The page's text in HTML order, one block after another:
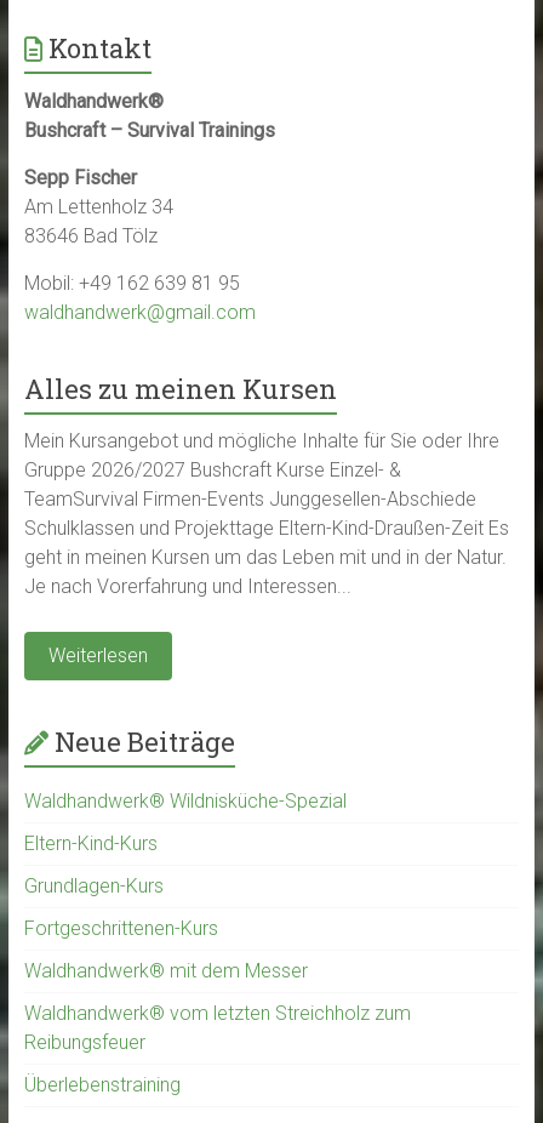
Kontakt
Waldhandwerk®
Bushcraft – Survival Trainings
Sepp Fischer
Am Lettenholz 34
83646 Bad Tölz
Mobil: +49 162 639 81 95
waldhandwerk@gmail.com
Alles zu meinen Kursen
Mein Kursangebot und mögliche Inhalte für Sie oder Ihre
Gruppe 2026/2027 Bushcraft Kurse Einzel- &
TeamSurvival Firmen-Events Junggesellen-Abschiede
Schulklassen und Projekttage Eltern-Kind-Draußen-Zeit Es
geht in meinen Kursen um das Leben mit und in der Natur.
Je nach Vorerfahrung und Interessen...
Weiterlesen
Neue Beiträge
Waldhandwerk® Wildnisküche-Spezial
Eltern-Kind-Kurs
Grundlagen-Kurs
Fortgeschrittenen-Kurs
Waldhandwerk® mit dem Messer
Waldhandwerk® vom letzten Streichholz zum
Reibungsfeuer
Überlebenstraining